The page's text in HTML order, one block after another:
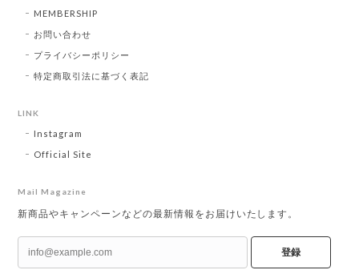
MEMBERSHIP
お問い合わせ
プライバシーポリシー
特定商取引法に基づく表記
LINK
Instagram
Official Site
Mail Magazine
新商品やキャンペーンなどの最新情報をお届けいたします。
登録